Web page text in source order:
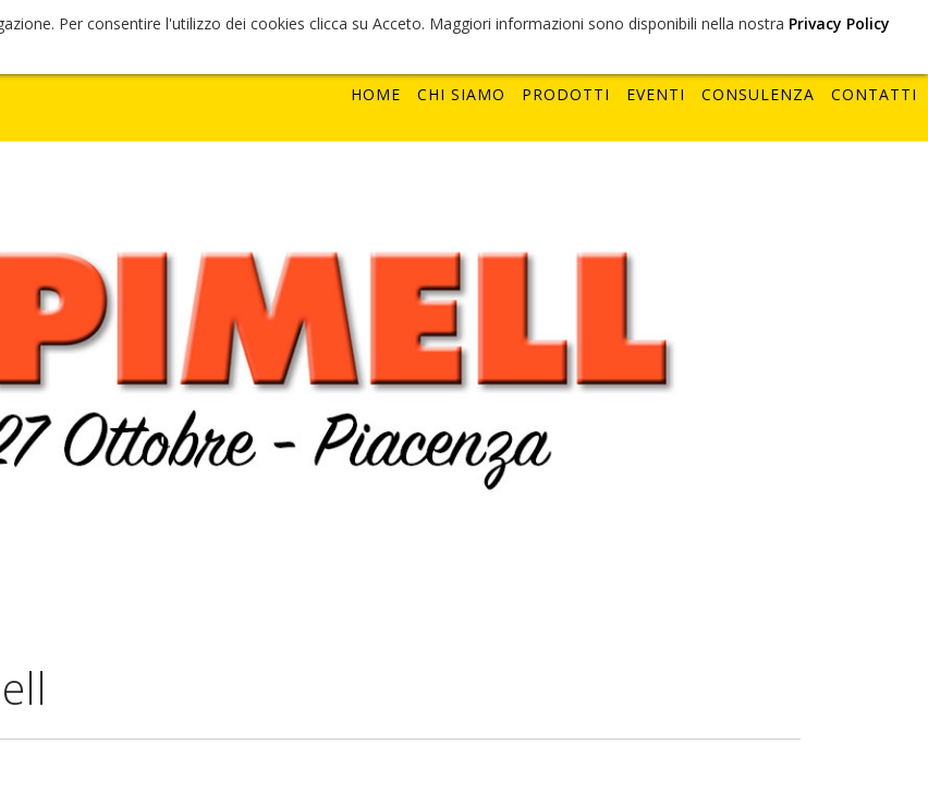
HOME CHI SIAMO PRODOTTI EVENTI CONSULENZA CONTATTI
Per consentire l'utilizzo dei cookies clicca su Acceto. Maggiori informazioni sono disponibili nella nostra Privacy Policy